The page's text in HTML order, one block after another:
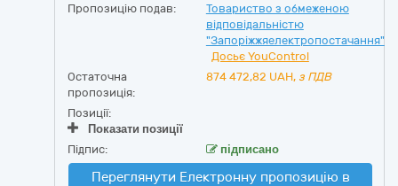
Пропозицію подав:
Товариство з обмеженою
відповідальністю
"Запоріжжяелектропостачання"
Досьє YouControl
Остаточна
пропозиція:
874 472,82 UAH, з ПДВ
Позиції:
Показати позиції
Підпис:
підписано
Переглянути Електронну пропозицію в